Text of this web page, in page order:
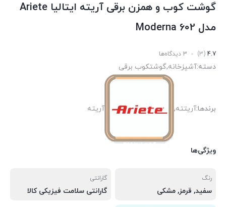
گوشت کوب و همزن برقی آریته ایتالیا Ariete
مدل 602 Moderna
4.7
(3) 3 دیدگاه‌ها
دسته:آشپزخانه,گوشتکوب برقی
برندها:آریتته, آریته
ویژگی‌ها
رنگ
سفید, قرمز, مشکی
گارانتی
گارانتی سلامت فیزیکی کالا